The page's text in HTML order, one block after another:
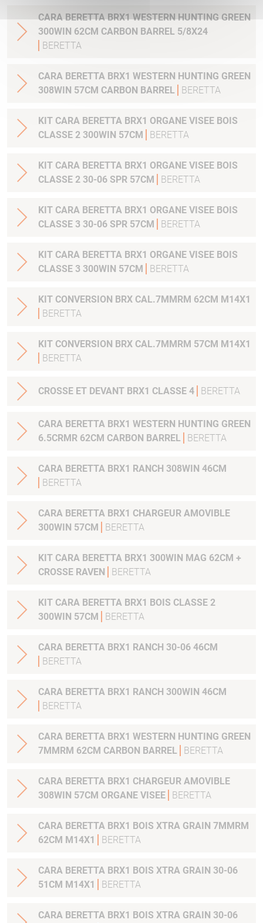
CARA BERETTA BRX1 WESTERN HUNTING GREEN
300WIN 62CM CARBON BARREL 5/8X24
BERETTA
CARA BERETTA BRX1 WESTERN HUNTING GREEN
308WIN 57CM CARBON BARREL
BERETTA
KIT CARA BERETTA BRX1 ORGANE VISEE BOIS
CLASSE 2 300WIN 57CM
BERETTA
KIT CARA BERETTA BRX1 ORGANE VISEE BOIS
CLASSE 2 30-06 SPR 57CM
BERETTA
KIT CARA BERETTA BRX1 ORGANE VISEE BOIS
CLASSE 3 30-06 SPR 57CM
BERETTA
KIT CARA BERETTA BRX1 ORGANE VISEE BOIS
CLASSE 3 300WIN 57CM
BERETTA
KIT CONVERSION BRX CAL.7MMRM 62CM M14X1
BERETTA
KIT CONVERSION BRX CAL.7MMRM 57CM M14X1
BERETTA
CROSSE ET DEVANT BRX1 CLASSE 4 BERETTA
CARA BERETTA BRX1 WESTERN HUNTING GREEN
6.5CRMR 62CM CARBON BARREL
BERETTA
CARA BERETTA BRX1 RANCH 308WIN 46CM
BERETTA
CARA BERETTA BRX1 CHARGEUR AMOVIBLE
300WIN 57CM
BERETTA
KIT CARA BERETTA BRX1 300WIN MAG 62CM +
CROSSE RAVEN
BERETTA
KIT CARA BERETTA BRX1 BOIS CLASSE 2
300WIN 57CM
BERETTA
CARA BERETTA BRX1 RANCH 30-06 46CM
BERETTA
CARA BERETTA BRX1 RANCH 300WIN 46CM
BERETTA
CARA BERETTA BRX1 WESTERN HUNTING GREEN
7MMRM 62CM CARBON BARREL
BERETTA
CARA BERETTA BRX1 CHARGEUR AMOVIBLE
308WIN 57CM ORGANE VISEE
BERETTA
CARA BERETTA BRX1 BOIS XTRA GRAIN 7MMRM
62CM M14X1
BERETTA
CARA BERETTA BRX1 BOIS XTRA GRAIN 30-06
51CM M14X1
BERETTA
CARA BERETTA BRX1 BOIS XTRA GRAIN 30-06